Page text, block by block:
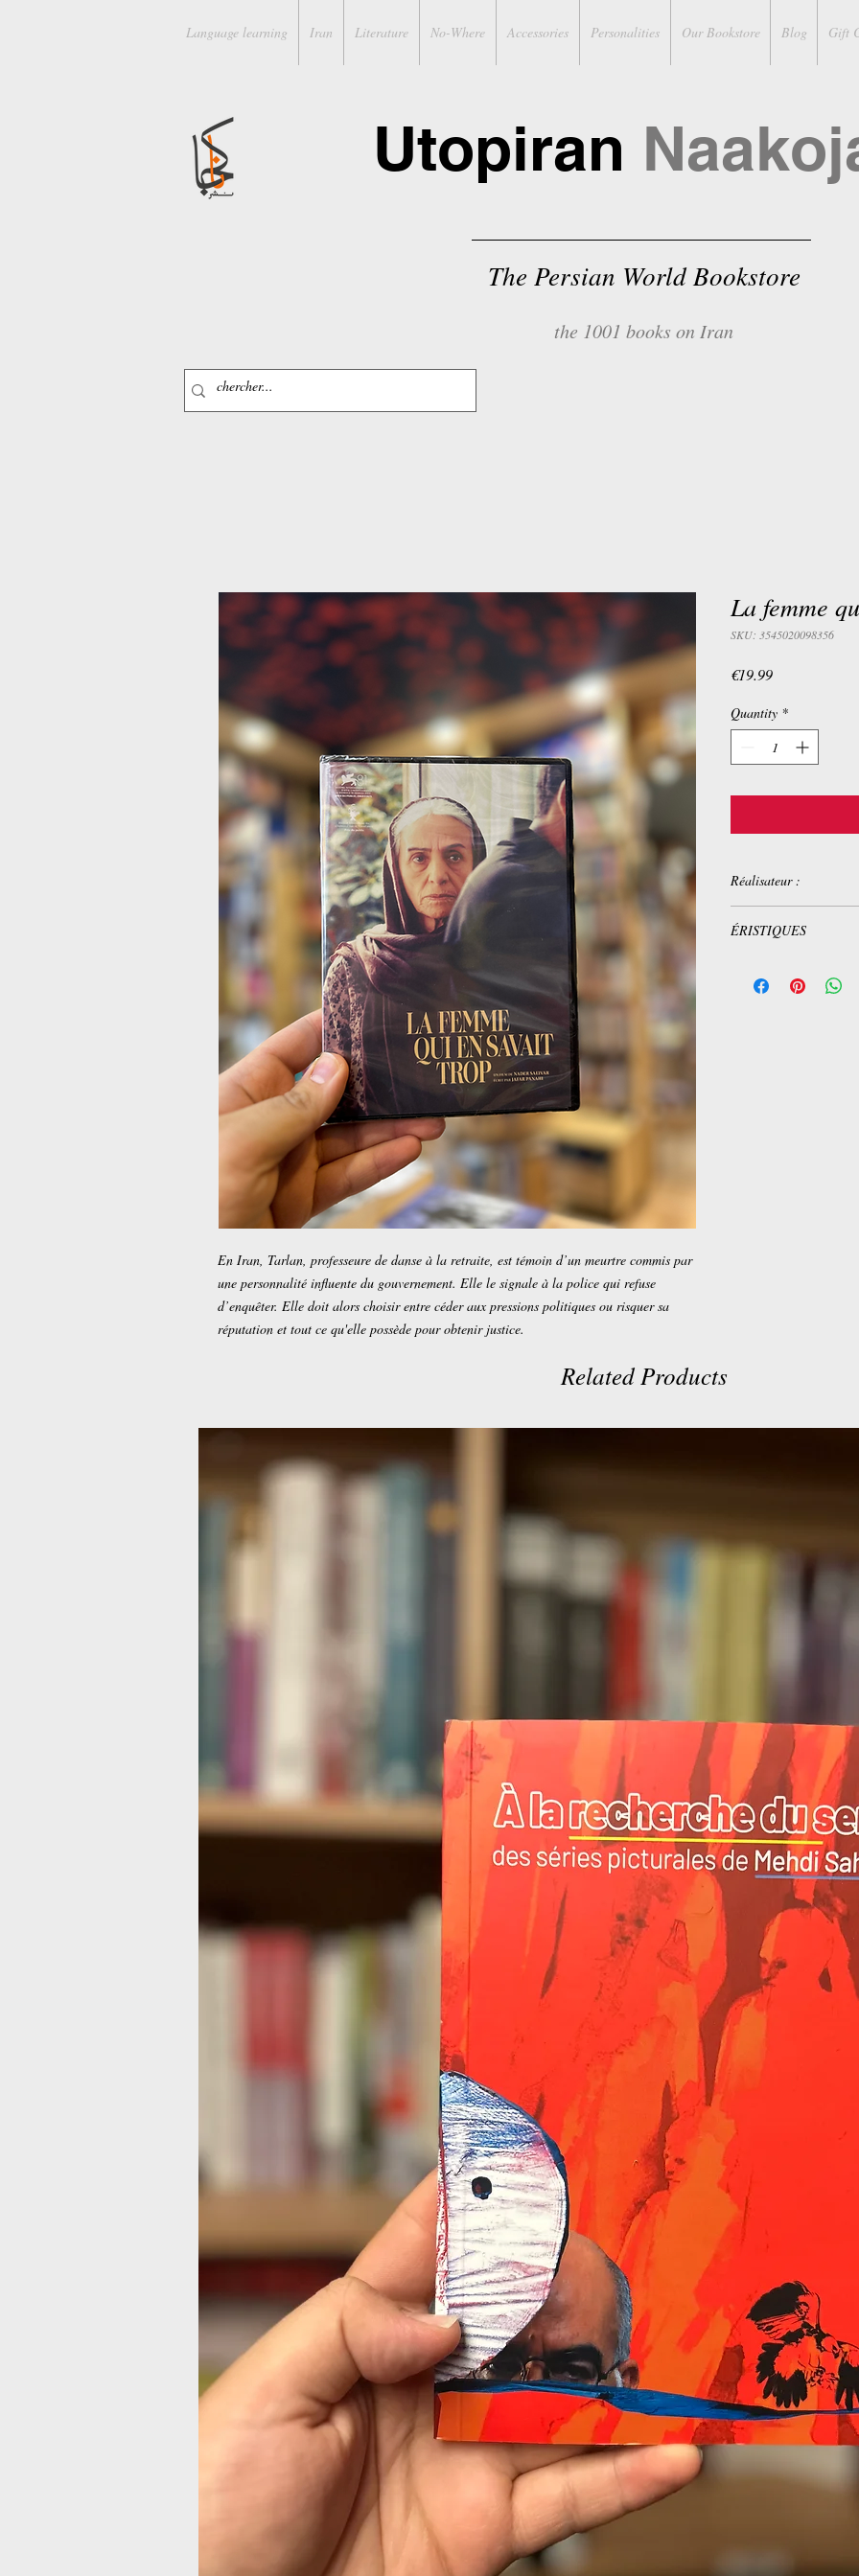
Language learning Iran Literature No-Where Accessories Personalities Our Bookstore Blog Gift
Utopiran
The Persian World Bookstore
the 1001 books on Iran
En Iran, Tarlan, professeure de danse à la retraite, est témoin d’un meurtre commis par
une personnalité influente du gouvernement. Elle le signale à la police qui refuse
d’enquêter. Elle doit alors choisir entre céder aux pressions politiques ou risquer sa
réputation et tout ce qu'elle possède pour obtenir justice.
La femme
SKU: 3545020098356
€19.99Price
Quantity *
Réalisateur :
ÉRISTIQUES
Réalisateur: Nader
Related Products